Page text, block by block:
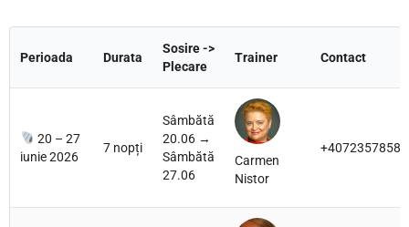
Perioada Durata
Sosire ->
Plecare
Trainer Contact
20 – 27
iunie 2026
7 nopți
Sâmbătă
20.06 →
Sâmbătă
27.06
Carmen
Nistor
+40723578580